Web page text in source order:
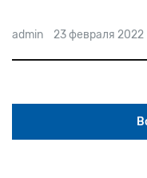
admin 21 января 2022